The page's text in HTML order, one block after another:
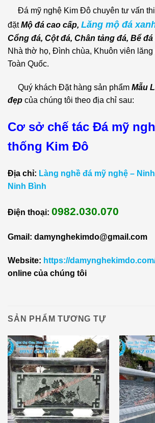
Đá mỹ nghệ Kim Đô chuyên tư vấn
đặtMộ đá cao cấp, Lăng mộ đá
Cổng đá, Cột đá, Chân tảng đá, Bể đá
Nhà thờ họ, Đình chùa, Khuôn viên lăng
Toàn Quốc.
Quý khách Đặt hàng sản phẩm Mẫu
đẹp của chúng tôi theo địa chỉ sau:
Cơ sở chế tác Đá mỹ
thống Kim Đô
Địa chỉ: Làng nghề đá mỹ nghệ –
Ninh Bình
Điện thoại: 0982.030.070
Gmail: damynghekimdo@gmail.com
Website: https://
online của chúng tôi
SẢN PHẨM TƯƠNG TỰ